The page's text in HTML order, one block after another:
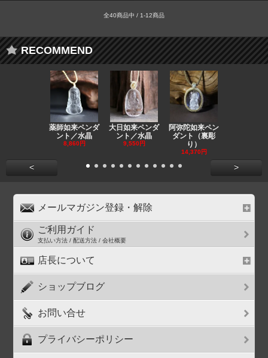
全40商品中 / 1-12商品
RECOMMEND
薬師如来ペンダ
ント／水晶
8,860円
大日如来ペンダ
ント／水晶
9,550円
阿弥陀如来ペン
ダント（裏彫
り）
14,370円
< >
メールマガジン登録・解除
ご利用ガイド
支払い方法 / 配送方法 / 会社概要
店長について
ショップブログ
お問い合せ
プライバシーポリシー